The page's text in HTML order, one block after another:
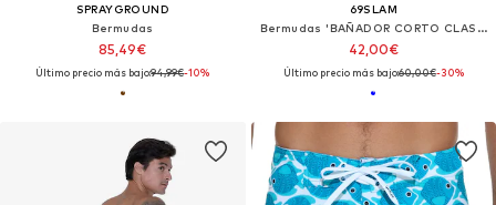
SPRAYGROUND
Bermudas
85,49€
Último precio más bajo:94,99€-10%
69SLAM
Bermudas 'BAÑADOR CORTO CLASSIC ARMIN MEXICOLAMENT'
42,00€
Último precio más bajo:60,00€-30%